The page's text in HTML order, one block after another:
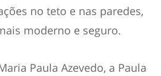
no teto e nas paredes,
moderno e seguro.
Paula Azevedo, a Paula